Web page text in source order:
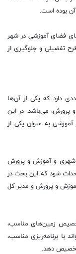
بوده است.
فضای آموزشی در شهر
تفضیلی و جلوگیری از
دارد که یکی از آن‌ها
پرورش، می‌باشد. در این
به عنوان یکی از
شهری و آموزش و پرورش
احداث شود که این بحث در
و پرورش و مدیر کل
زمین‌های مناسب،
با برنامه‌ریزی مناسب،
تخصیص دهد.